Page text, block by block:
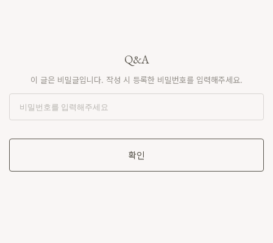
Q&A
이 글은 비밀글입니다. 작성 시 등록한 비밀번호를 입력해주세요.
확인